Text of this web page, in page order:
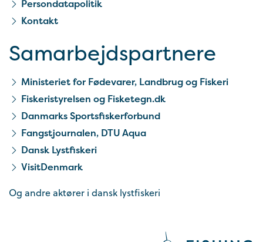
Persondatapolitik
Kontakt
Samarbejds­partnere
Ministeriet for Fødevarer, Landbrug og Fiskeri
Fiskeristyrelsen og Fisketegn.dk
Danmarks Sportsfiskerforbund
Fangstjournalen, DTU Aqua
Dansk Lystfiskeri
VisitDenmark
Og andre aktører i dansk lystfiskeri